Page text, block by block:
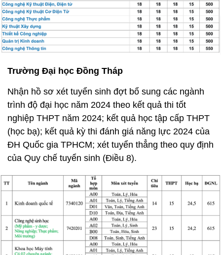
Trường Đại học Đồng Tháp
Nhận hồ sơ xét tuyển sinh đợt bổ sung các ngành
trình độ đại học năm 2024 theo kết quả thi tốt
nghiệp THPT năm 2024; kết quả học tập cấp THPT
(học bạ); kết quả kỳ thi đánh giá năng lực 2024 của
ĐH Quốc gia TPHCM; xét tuyển thẳng theo quy định
của Quy chế tuyển sinh (Điều 8).